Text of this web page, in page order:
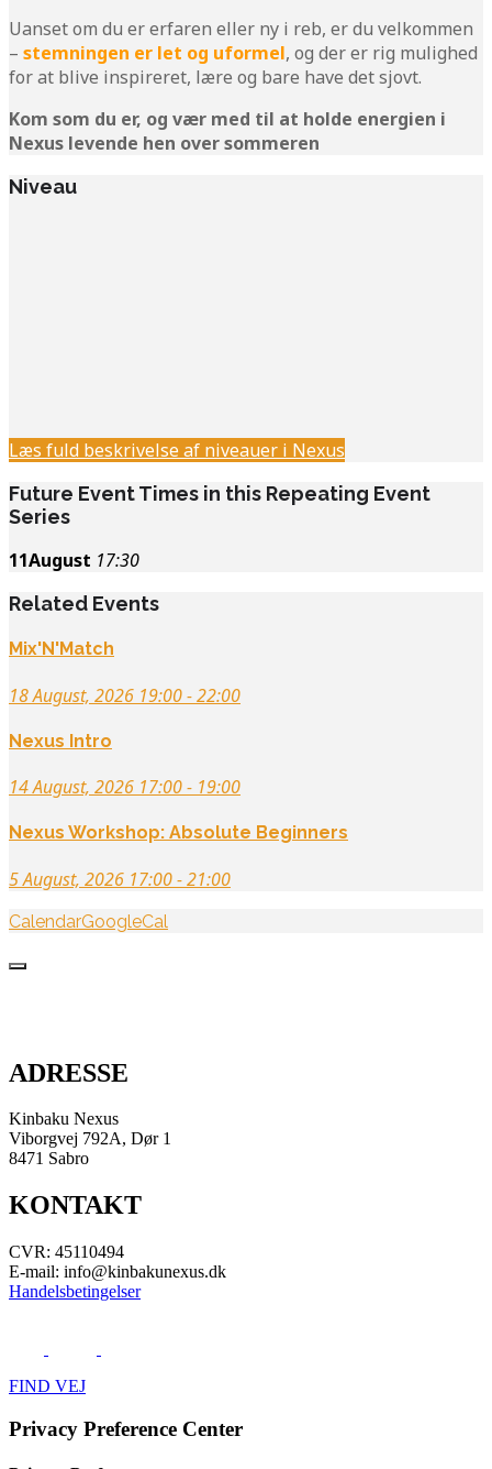
Uanset om du er erfaren eller ny i reb, er du velkommen
– stemningen er let og uformel, og der er rig mulighed
for at blive inspireret, lære og bare have det sjovt.
Kom som du er, og vær med til at holde energien i
Nexus levende hen over sommeren
Niveau
Læs fuld beskrivelse af niveauer i Nexus
Future Event Times in this Repeating Event
Series
11August 17:30
Related Events
Mix'N'Match
18 August, 2026 19:00 - 22:00
Nexus Intro
14 August, 2026 17:00 - 19:00
Nexus Workshop: Absolute Beginners
5 August, 2026 17:00 - 21:00
CalendarGoogleCal
ADRESSE
Kinbaku Nexus
Viborgvej 792A, Dør 1
8471 Sabro
KONTAKT
CVR: 45110494
E-mail: info@kinbakunexus.dk
Handelsbetingelser
FIND VEJ
Privacy Preference Center